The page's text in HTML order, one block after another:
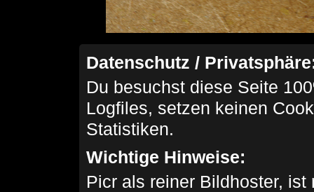
Datenschutz /
Du besuchst diese Seite
Logfiles, setzen keinen
Statistiken.
Wichtige Hinweise:
Picr als reiner Bildhoster,